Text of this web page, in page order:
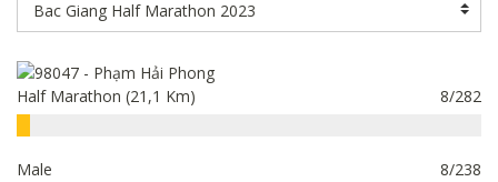
Half Marathon (21,1 Km) 8/282
Male 8/238